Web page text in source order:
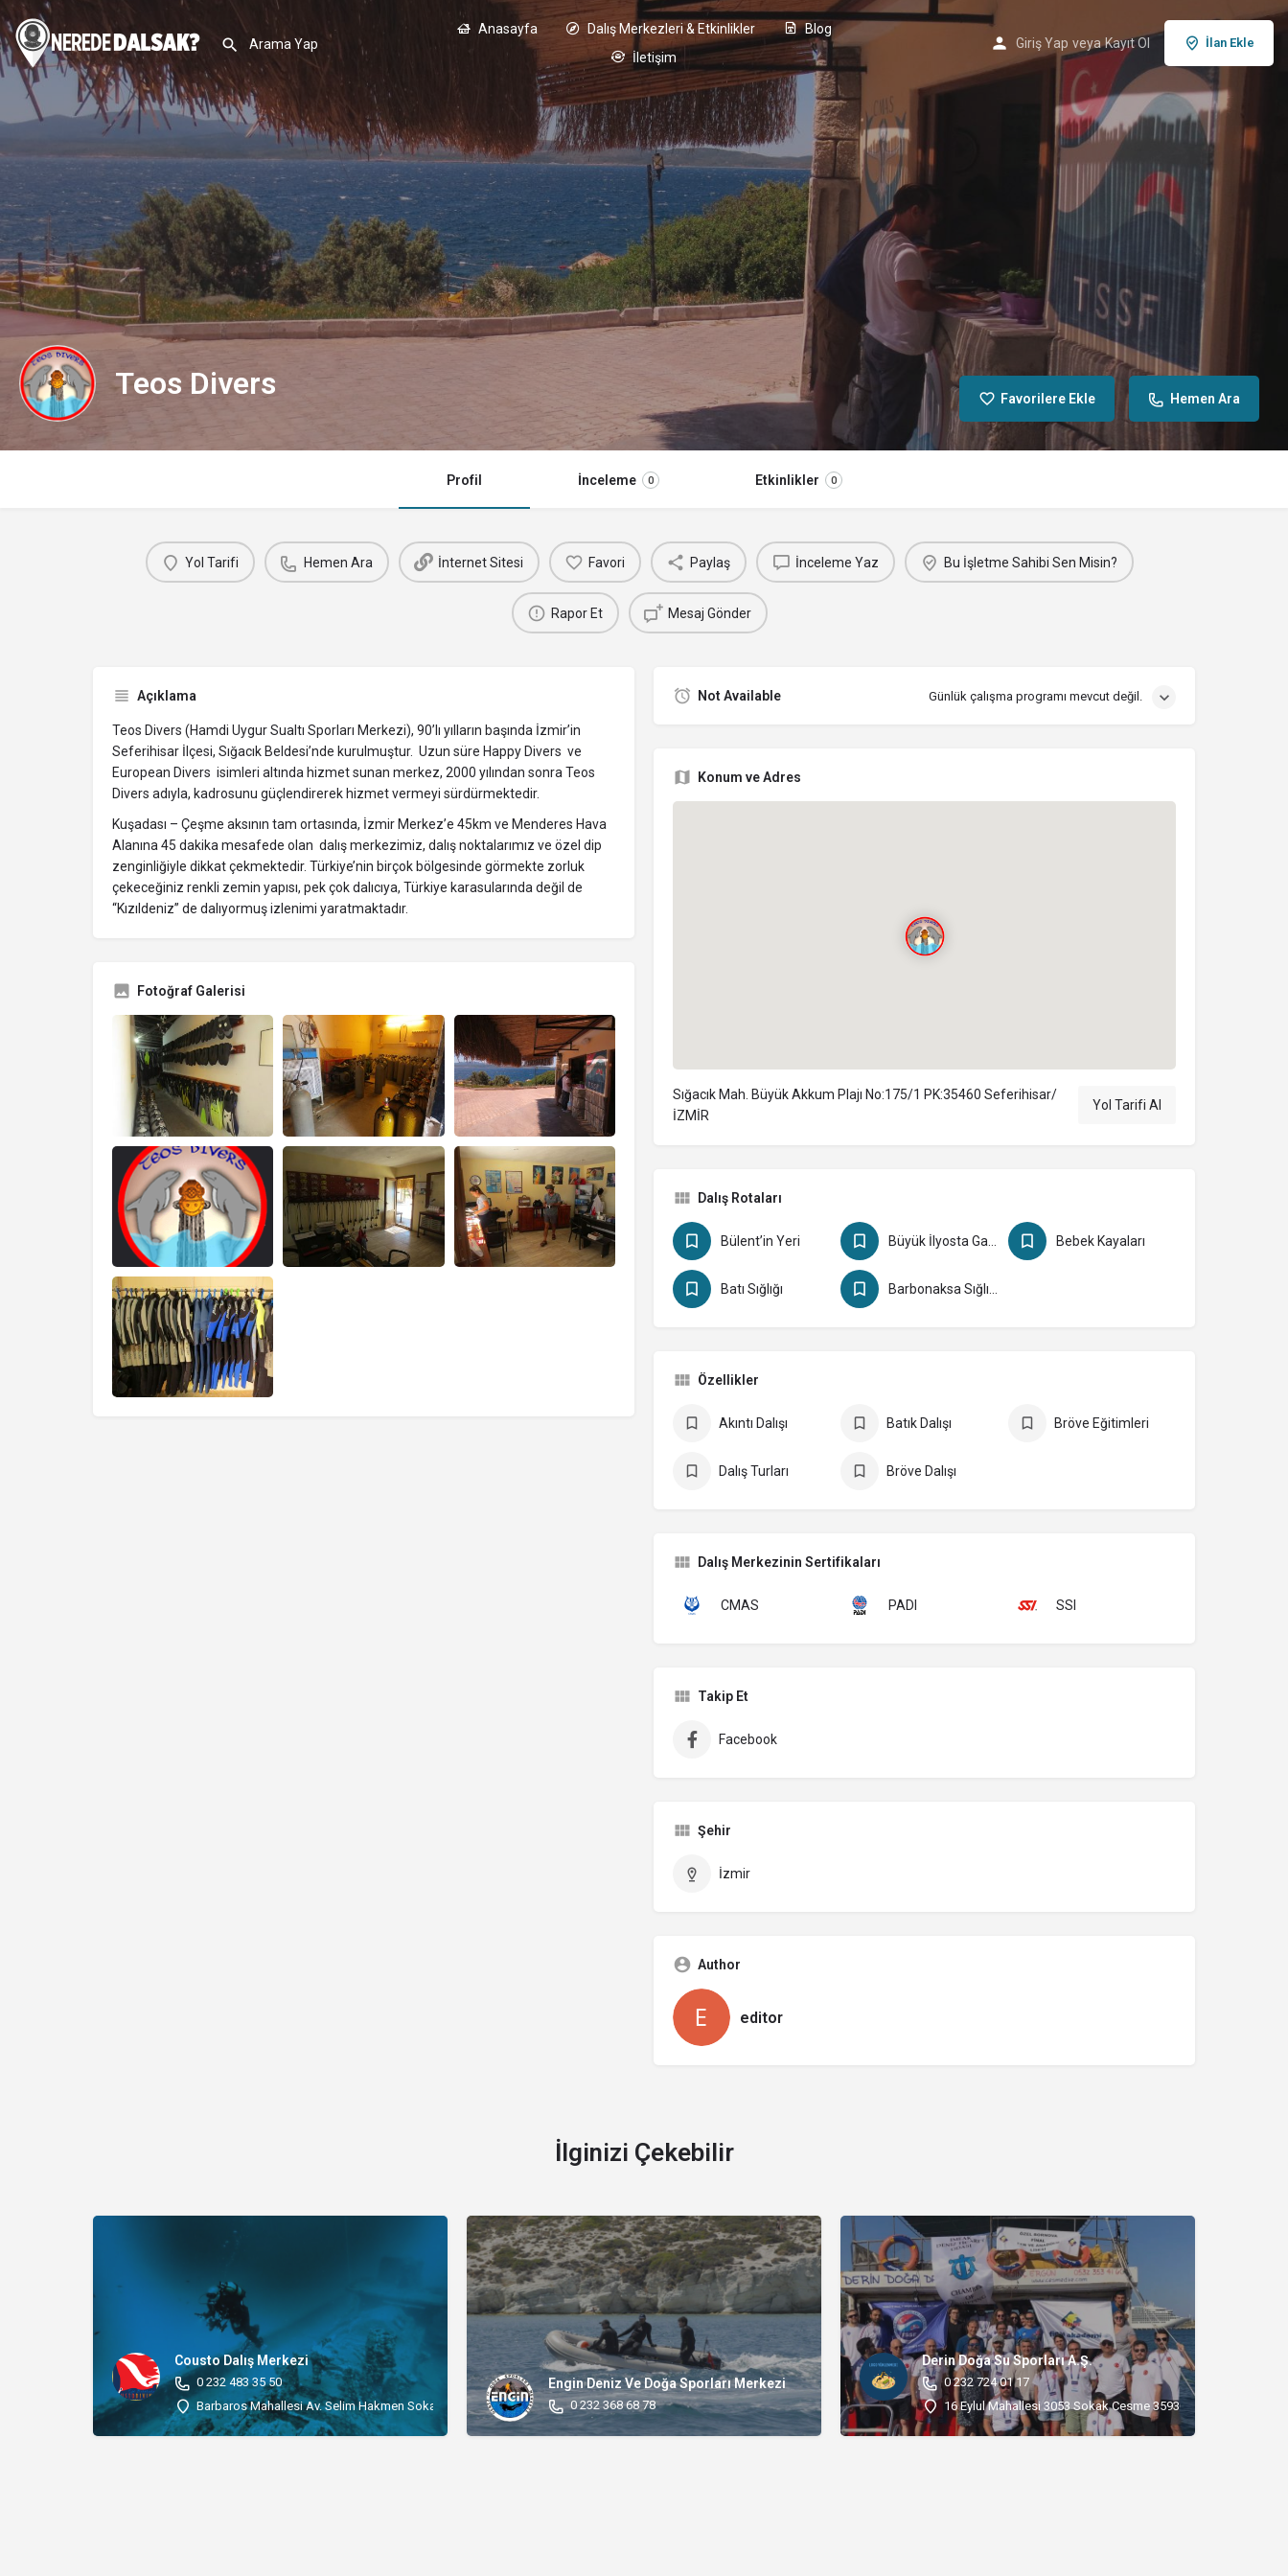
Anasayfa Dalış Merkezleri & Etkinlikler
Blog
İletişim
Giriş Yap veya Kayıt Ol İlan Ekle
Teos Divers Favorilere Ekle Hemen Ara
Profil İnceleme 0 Etkinlikler 0
Yol Tarifi Hemen Ara İnternet Sitesi Favori Paylaş İnceleme Yaz Bu İşletme Sahibi Sen Misin?
Rapor Et Mesaj Gönder
Açıklama
Teos Divers (Hamdi Uygur Sualtı Sporları Merkezi), 90’lı yılların başında İzmir’in
Seferihisar İlçesi, Sığacık Beldesi’nde kurulmuştur. Uzun süre Happy Divers ve
European Divers isimleri altında hizmet sunan merkez, 2000 yılından sonra Teos
Divers adıyla, kadrosunu güçlendirerek hizmet vermeyi sürdürmektedir.
Kuşadası – Çeşme aksının tam ortasında, İzmir Merkez’e 45km ve Menderes Hava
Alanına 45 dakika mesafede olan dalış merkezimiz, dalış noktalarımız ve özel dip
zenginliğiyle dikkat çekmektedir. Türkiye’nin birçok bölgesinde görmekte zorluk
çekeceğiniz renkli zemin yapısı, pek çok dalıcıya, Türkiye karasularında değil de
“Kızıldeniz” de dalıyormuş izlenimi yaratmaktadır.
Fotoğraf Galerisi
Not Available Günlük çalışma programı mevcut değil.
Konum ve Adres
Sığacık Mah. Büyük Akkum Plajı No:175/1 PK:35460 Seferihisar/
İZMİR
Yol Tarifi Al
Dalış Rotaları
Bülent’in Yeri Büyük İlyosta Gavur Limanı Bebek Kayaları
Batı Sığlığı Barbonaksa Sığlığı
Özellikler
Akıntı Dalışı Batık Dalışı Bröve Eğitimleri
Dalış Turları Bröve Dalışı
Dalış Merkezinin Sertifikaları
CMAS PADI SSI
Takip Et
Facebook
Şehir
İzmir
Author
editor
İlginizi Çekebilir
Cousto Dalış Merkezi
0 232 483 35 50
Barbaros Mahallesi Av. Selim Hakmen Sokak No:18 Konak/İZMİR
Engin Deniz Ve Doğa Sporları Merkezi
0 232 368 68 78
Derin Doğa Su Sporları A.Ş.
0 232 724 01 17
16 Eylul Mahallesi 3053 Sokak Cesme 35930 Çeşme